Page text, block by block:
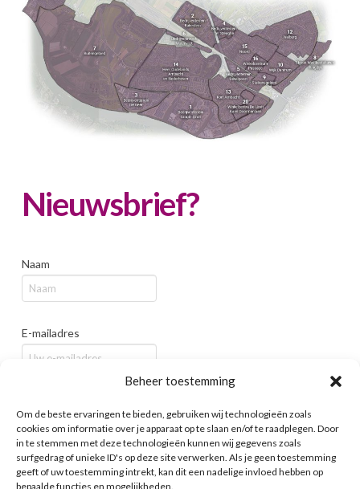
Beheer toestemming
Om de beste ervaringen te bieden, gebruiken wij technologieën zoals
cookies om informatie over je apparaat op te slaan en/of te raadplegen. Door
in te stemmen met deze technologieën kunnen wij gegevens zoals
surfgedrag of unieke ID's op deze site verwerken. Als je geen toestemming
geeft of uw toestemming intrekt, kan dit een nadelige invloed hebben op
bepaalde functies en mogelijkheden.
Nieuwsbrief?
Naam
E-mailadres